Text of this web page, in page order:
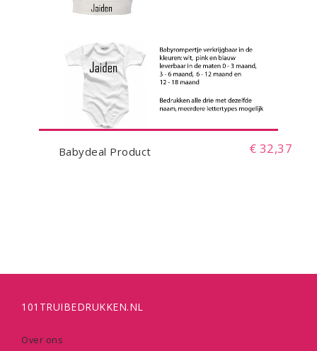
Babydeal Product € 32,37
101TRUIBEDRUKKEN.NL
Over ons